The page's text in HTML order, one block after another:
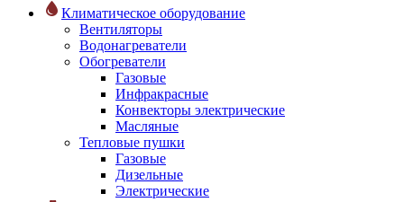
Климатическое оборудование
Вентиляторы
Водонагреватели
Обогреватели
Газовые
Инфракрасные
Конвекторы электрические
Масляные
Тепловые пушки
Газовые
Дизельные
Электрические